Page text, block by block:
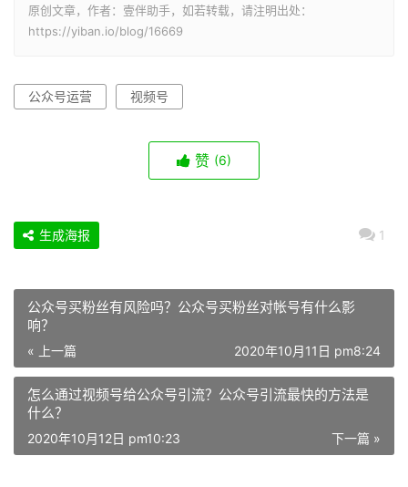
原创文章，作者：壹伴助手，如若转载，请注明出处：
https://yiban.io/blog/16669
公众号运营 视频号
赞 (6)
1
生成海报
公众号买粉丝有风险吗？公众号买粉丝对帐号有什么影
响？
« 上一篇 2020年10月11日 pm8:24
怎么通过视频号给公众号引流？公众号引流最快的方法是
什么？
下一篇 »
2020年10月12日 pm10:23